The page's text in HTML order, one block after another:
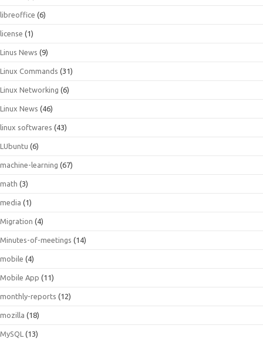
libreoffice (6)
license (1)
Linus News (9)
Linux Commands (31)
Linux Networking (6)
Linux News (46)
linux softwares (43)
LUbuntu (6)
machine-learning (67)
math (3)
media (1)
Migration (4)
Minutes-of-meetings (14)
mobile (4)
Mobile App (11)
monthly-reports (12)
mozilla (18)
MySQL (13)